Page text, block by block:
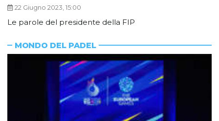
22 Giugno 2023, 15:00
Le parole del presidente della FIP
MONDO DEL PADEL